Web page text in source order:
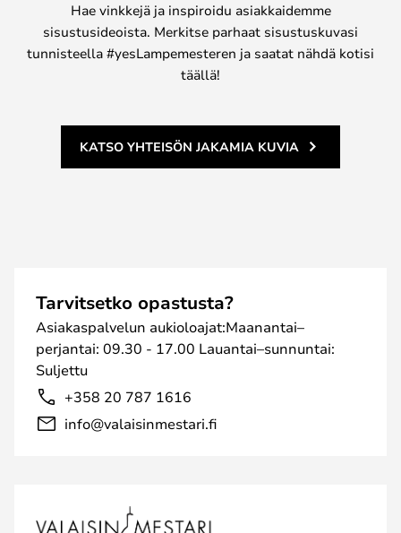
Hae vinkkejä ja inspiroidu asiakkaidemme
sisustusideoista. Merkitse parhaat sisustuskuvasi
tunnisteella #yesLampemesteren ja saatat nähdä kotisi
täällä!
KATSO YHTEISÖN JAKAMIA KUVIA
Tarvitsetko opastusta?
Asiakaspalvelun aukioloajat:Maanantai–
perjantai: 09.30 - 17.00 Lauantai–sunnuntai:
Suljettu
+358 20 787 1616
info@valaisinmestari.fi